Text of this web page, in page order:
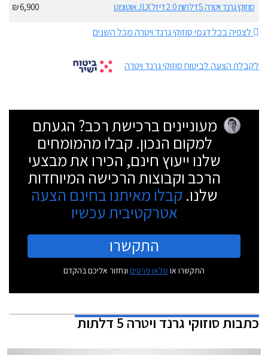
סוזוקי גרנד ויטרה 5 דלתות 2.0 דיזל JLX אוטומט
6,900 ₪
לצפיה בכל דגמי סוזוקי גרנד ויטרה מכל השנים
לקבלת הצעה לביטוח סוזוקי גרנד ויטרה
מעוניינים ברכישת רכב? הגעתם
למקום הנכון. קבלו מהמומחים
שלנו ייעוץ חינם, הכירו את מבצעי
הרכב וקבוצות הרכישה המיוחדות
שלנו. קבלו מאיתנו בחינם הצעה
אטרקטיבית עכשיו
התקשרו
התקשרו או מלאו פרטים ונחזור אליכם בהקדם
כתבותסוזוקי גרנד ויטרה 5 דלתות